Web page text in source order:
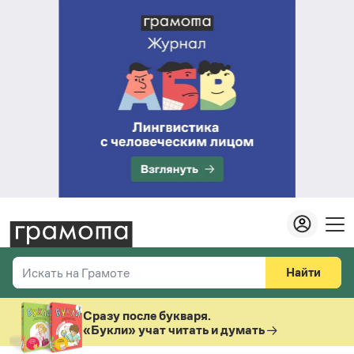
Искать на Грамоте
Справочная служба
Найти
Везде